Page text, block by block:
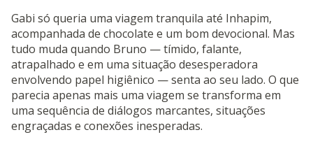
Gabi só queria uma viagem tranquila até Inhapim,
acompanhada de chocolate e um bom devocional. Mas
tudo muda quando Bruno — tímido, falante,
atrapalhado e em uma situação desesperadora
envolvendo papel higiênico — senta ao seu lado. O que
parecia apenas mais uma viagem se transforma em
uma sequência de diálogos marcantes, situações
engraçadas e conexões inesperadas.